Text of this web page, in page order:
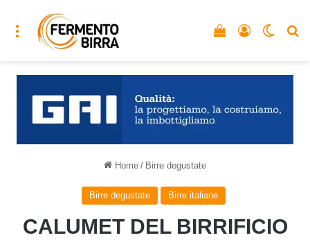
Menu Accedi
Vedi il carrello
Home / Birre degustate
Birre degustate Birre italiane
CALUMET DEL BIRRIFICIO